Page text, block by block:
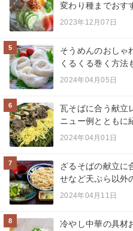
変わり種までおす
2023年12月07日
5
そうめんのおしゃ
くるくる巻く方法
2024年04月05日
6
瓦そばに合う献立
ニュー例とともに
2024年04月01日
7
ざるそばの献立に
せなど天ぷら以外
2024年04月11日
8
冷やし中華の具材